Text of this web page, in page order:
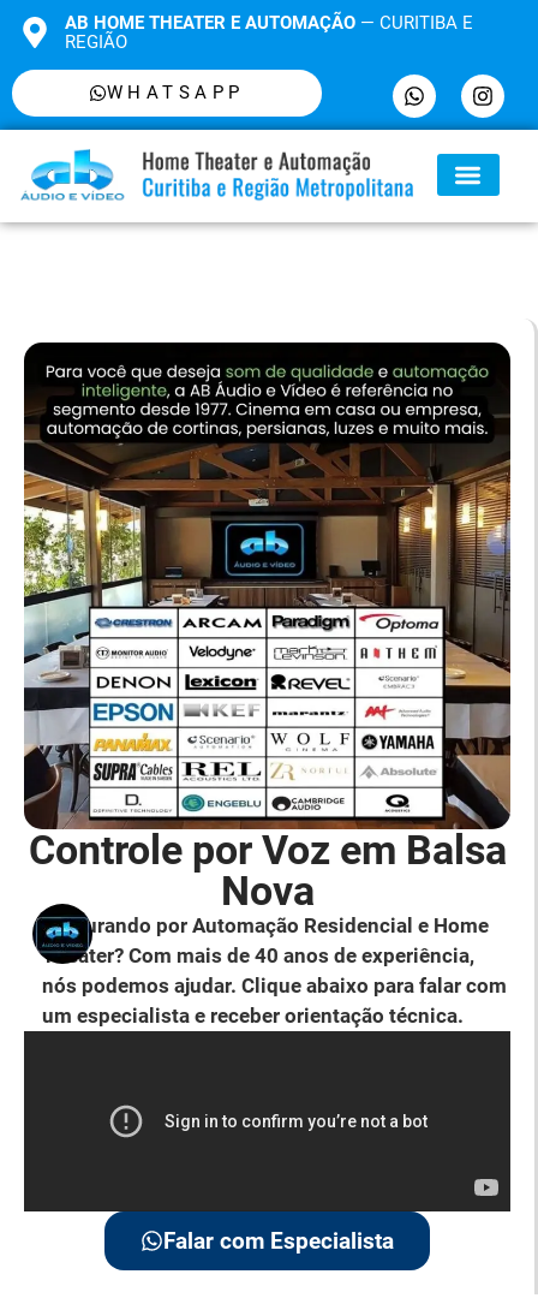
AB HOME THEATER E AUTOMAÇÃO— CURITIBA E
REGIÃO
WHATSAPP
Controle por Voz em Balsa
Nova
Procurando por Automação Residencial e Home
Theater? Com mais de 40 anos de experiência,
nós podemos ajudar. Clique abaixo para falar com
um especialista e receber orientação técnica.
Falar com Especialista